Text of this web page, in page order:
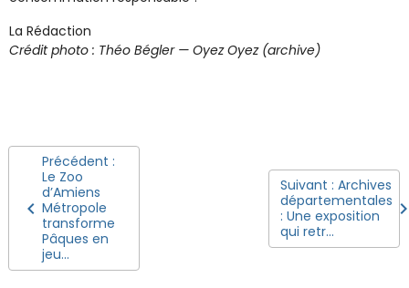
La Rédaction
Crédit photo : Théo Bégler — Oyez Oyez (archive)
Précédent :
Le Zoo
d’Amiens
Métropole
transforme
Pâques en
jeu...
Suivant : Archives
départementales
: Une exposition
qui retr...